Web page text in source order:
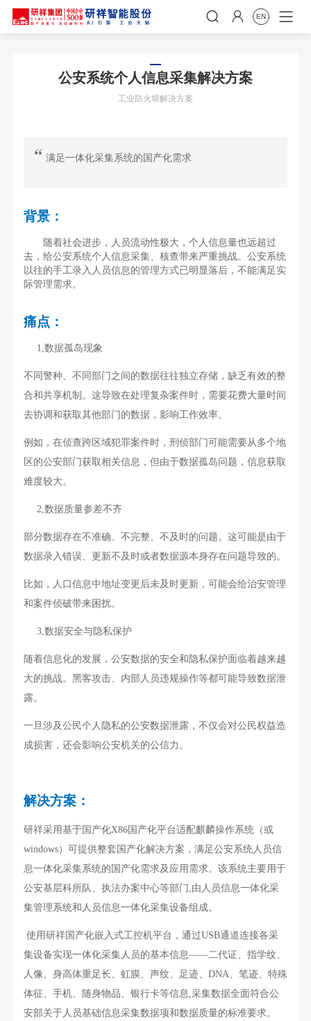
  EN
公安系统个人信息采集解决方案
工业防火墙解决方案
满足一体化采集系统的国产化需求
背景：
随着社会进步，人员流动性极大，个人信息量也远超过
去，给公安系统个人信息采集、核查带来严重挑战。公安系统
以往的手工录入人员信息的管理方式已明显落后，不能满足实
际管理需求。
痛点：
1,数据孤岛现象
不同警种、不同部门之间的数据往往独立存储，缺乏有效的整
合和共享机制。这导致在处理复杂案件时，需要花费大量时间
去协调和获取其他部门的数据，影响工作效率。
例如，在侦查跨区域犯罪案件时，刑侦部门可能需要从多个地
区的公安部门获取相关信息，但由于数据孤岛问题，信息获取
难度较大。
2,数据质量参差不齐
部分数据存在不准确、不完整、不及时的问题。这可能是由于
数据录入错误、更新不及时或者数据源本身存在问题导致的。
比如，人口信息中地址变更后未及时更新，可能会给治安管理
和案件侦破带来困扰。
3,数据安全与隐私保护
随着信息化的发展，公安数据的安全和隐私保护面临着越来越
大的挑战。黑客攻击、内部人员违规操作等都可能导致数据泄
露。
一旦涉及公民个人隐私的公安数据泄露，不仅会对公民权益造
成损害，还会影响公安机关的公信力。
解决方案：
研祥采用基于国产化X86国产化平台适配麒麟操作系统（或
windows）可提供整套国产化解决方案，满足公安系统人员信
息一体化采集系统的国产化需求及应用需求。该系统主要用于
公安基层科所队、执法办案中心等部门 ,由人员信息一体化采
集管理系统和人员信息一体化采集设备组成。
使用研祥国产化嵌入式工控机平台，通过USB通道连接各采
集设备实现一体化采集人员的基本信息——二代证、指学纹、
人像、身高体重足长、虹膜、声纹、足迹、 DNA、笔迹、特殊
体征、手机、随身物品、银行卡等信息,采集数据全面符合公
安部关于人员基础信息采集数据项和数据质量的标准要求。